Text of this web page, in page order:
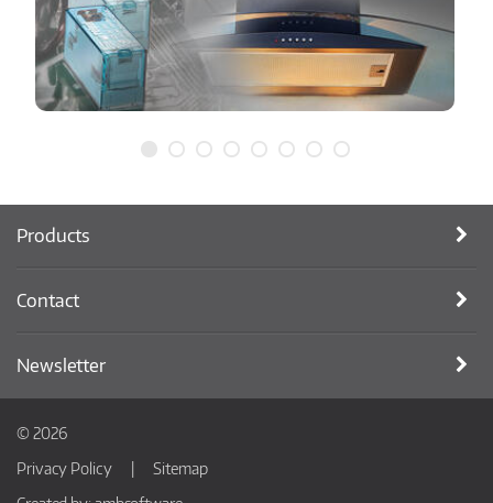
Products
Contact
Newsletter
© 2026
Privacy Policy
Sitemap